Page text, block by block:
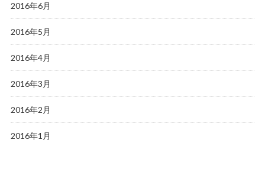
2016年6月
2016年5月
2016年4月
2016年3月
2016年2月
2016年1月